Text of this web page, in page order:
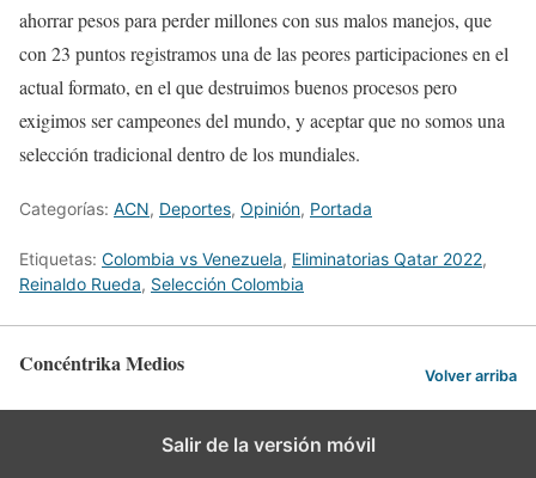
ahorrar pesos para perder millones con sus malos manejos, que
con 23 puntos registramos una de las peores participaciones en el
actual formato, en el que destruimos buenos procesos pero
exigimos ser campeones del mundo, y aceptar que no somos una
selección tradicional dentro de los mundiales.
Categorías: ACN, Deportes, Opinión, Portada
Etiquetas: Colombia vs Venezuela, Eliminatorias Qatar 2022,
Reinaldo Rueda, Selección Colombia
Concéntrika Medios Volver arriba
Salir de la versión móvil